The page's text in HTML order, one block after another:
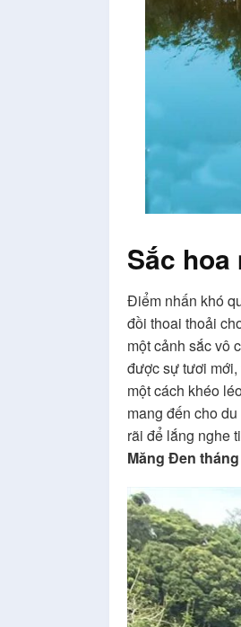
Sắc
Điểm nhấn khó
đồi thoai thoải
một cảnh sắc vô
được sự tươi
một cách khéo
mang đến cho
rãi để lắng nghe
Măng Đen